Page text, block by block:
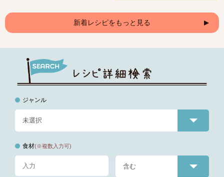
新着レシピをもっと見る
ジャンル
食材(※複数入力可)